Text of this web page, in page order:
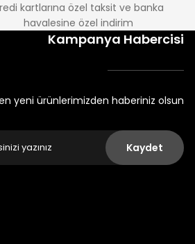
kartlarına özel taksit ve banka
havalesine özel indirim
Kampanya Habercisi
yeni ürünlerimizden haberiniz olsun
Kaydet